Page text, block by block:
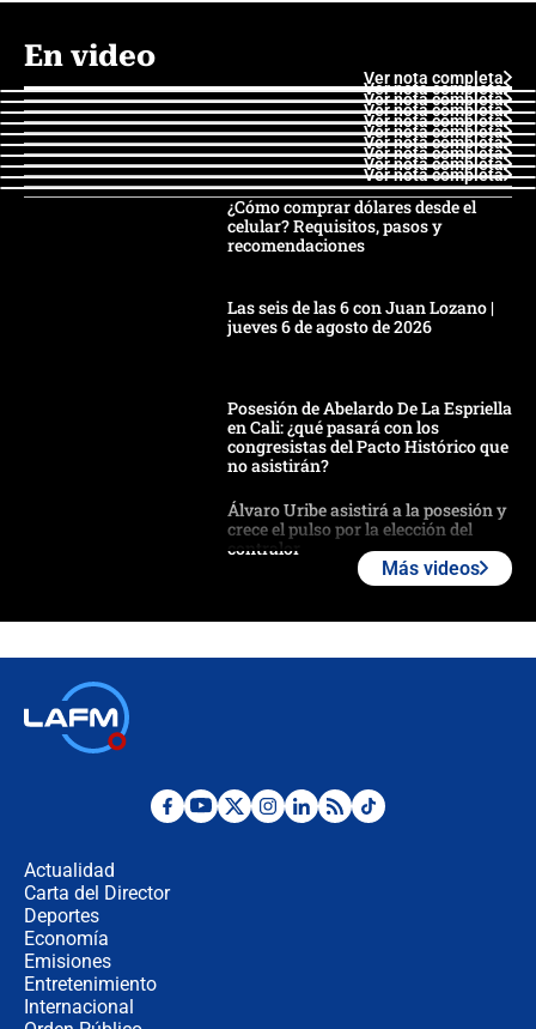
En video
Ver nota completa
Ver nota completa
Ver nota completa
Ver nota completa
Ver nota completa
Ver nota completa
Ver nota completa
Ver nota completa
Ver nota completa
Ver nota completa
¿Cómo comprar dólares desde el
celular? Requisitos, pasos y
recomendaciones
Las seis de las 6 con Juan Lozano |
jueves 6 de agosto de 2026
Posesión de Abelardo De La Espriella
en Cali: ¿qué pasará con los
congresistas del Pacto Histórico que
no asistirán?
Álvaro Uribe asistirá a la posesión y
crece el pulso por la elección del
contralor
Juan Lozano - 6 de agosto de 2026
Estratega de Abelardo de la Espriella
Más videos
Actualidad
Carta del Director
Deportes
Economía
Emisiones
Entretenimiento
Internacional